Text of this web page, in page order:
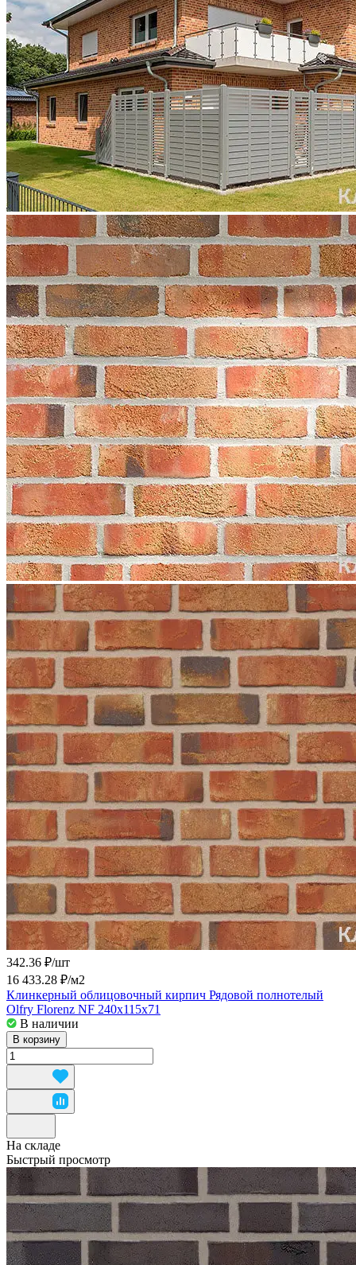
342.36 ₽/шт
16 433.28 ₽/м2
Клинкерный облицовочный кирпич Рядовой полнотелый
Olfry Florenz NF 240x115x71
В наличии
В корзину
На складе
Быстрый просмотр